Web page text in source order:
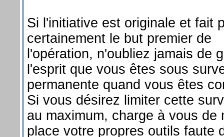
Si l'initiative est originale et fait
certainement le but premier de
l'opération, n'oubliez jamais de
l'esprit que vous êtes sous
permanente quand vous êtes
Si vous désirez limiter cette
au maximum, charge à vous de
place votre propres outils faute